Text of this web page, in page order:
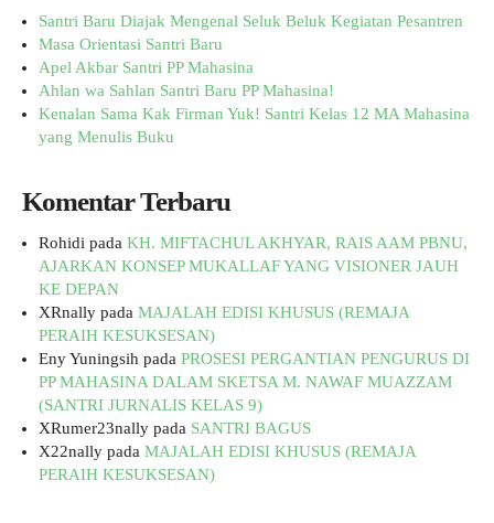
Santri Baru Diajak Mengenal Seluk Beluk Kegiatan Pesantren
Masa Orientasi Santri Baru
Apel Akbar Santri PP Mahasina
Ahlan wa Sahlan Santri Baru PP Mahasina!
Kenalan Sama Kak Firman Yuk! Santri Kelas 12 MA Mahasina
yang Menulis Buku
Komentar Terbaru
Rohidi pada KH. MIFTACHUL AKHYAR, RAIS AAM PBNU,
AJARKAN KONSEP MUKALLAF YANG VISIONER JAUH
KE DEPAN
XRnally pada MAJALAH EDISI KHUSUS (REMAJA
PERAIH KESUKSESAN)
Eny Yuningsih pada PROSESI PERGANTIAN PENGURUS DI
PP MAHASINA DALAM SKETSA M. NAWAF MUAZZAM
(SANTRI JURNALIS KELAS 9)
XRumer23nally pada SANTRI BAGUS
X22nally pada MAJALAH EDISI KHUSUS (REMAJA
PERAIH KESUKSESAN)